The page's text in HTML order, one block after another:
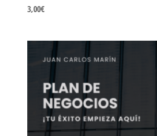
3,00€